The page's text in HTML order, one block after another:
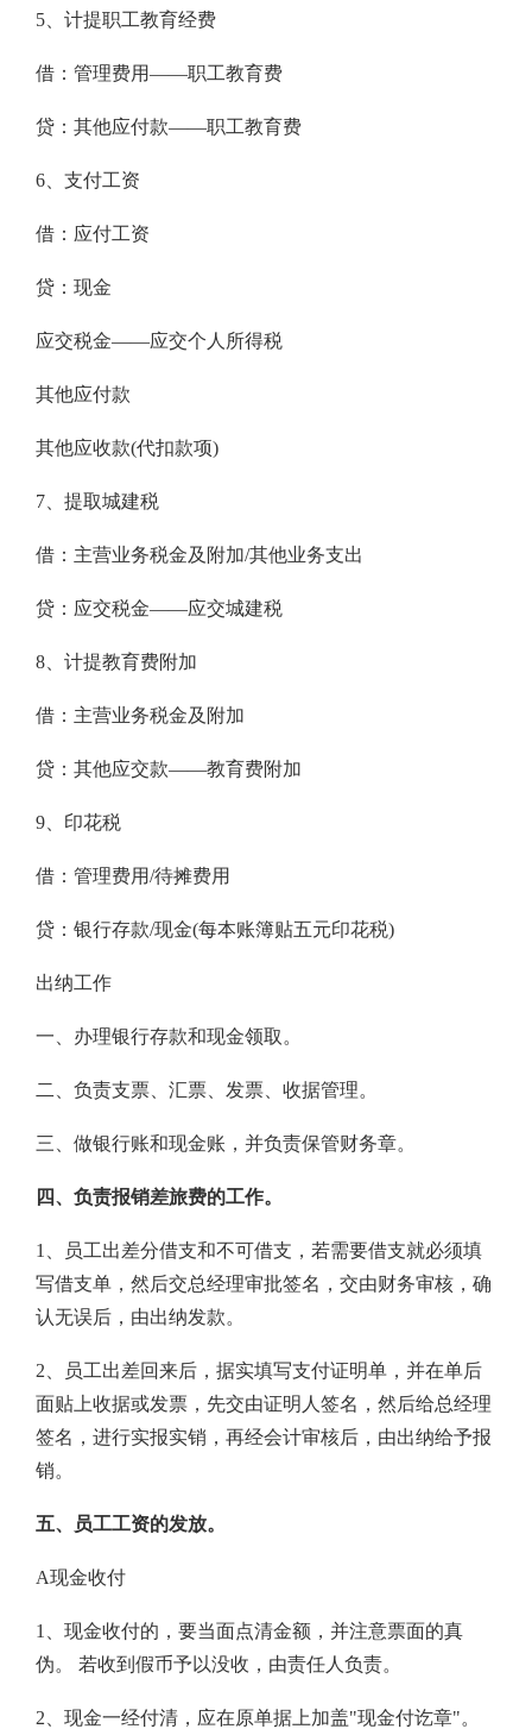
5、计提职工教育经费
借：管理费用——职工教育费
贷：其他应付款——职工教育费
6、支付工资
借：应付工资
贷：现金
应交税金——应交个人所得税
其他应付款
其他应收款(代扣款项)
7、提取城建税
借：主营业务税金及附加/其他业务支出
贷：应交税金——应交城建税
8、计提教育费附加
借：主营业务税金及附加
贷：其他应交款——教育费附加
9、印花税
借：管理费用/待摊费用
贷：银行存款/现金(每本账簿贴五元印花税)
出纳工作
一、办理银行存款和现金领取。
二、负责支票、汇票、发票、收据管理。
三、做银行账和现金账，并负责保管财务章。
四、负责报销差旅费的工作。
1、员工出差分借支和不可借支，若需要借支就必须填
写借支单，然后交总经理审批签名，交由财务审核，确
认无误后，由出纳发款。
2、员工出差回来后，据实填写支付证明单，并在单后
面贴上收据或发票，先交由证明人签名，然后给总经理
签名，进行实报实销，再经会计审核后，由出纳给予报
销。
五、员工工资的发放。
A现金收付
1、现金收付的，要当面点清金额，并注意票面的真
伪。 若收到假币予以没收，由责任人负责。
2、现金一经付清，应在原单据上加盖"现金付讫章"。